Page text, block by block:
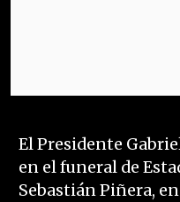
El Presidente
en el funeral de
Sebastián Piñera,